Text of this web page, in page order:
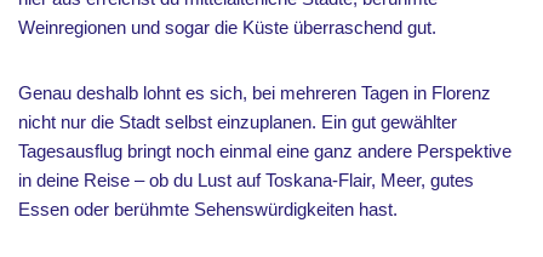
Weinregionen und sogar die Küste überraschend gut.
Genau deshalb lohnt es sich, bei mehreren Tagen in Florenz
nicht nur die Stadt selbst einzuplanen. Ein gut gewählter
Tagesausflug bringt noch einmal eine ganz andere Perspektive
in deine Reise – ob du Lust auf Toskana-Flair, Meer, gutes
Essen oder berühmte Sehenswürdigkeiten hast.